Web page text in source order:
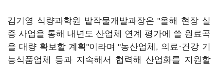
김기영 식량과학원 밭작물개발과장은 "올해 현장 실
증 사업을 통해 내년도 산업체 연계 평가에 쓸 원료곡
을 대량 확보할 계획"이라며 "농산업체, 의료·건강 기
능식품업체 등과 지속해서 협력해 산업화를 지원할